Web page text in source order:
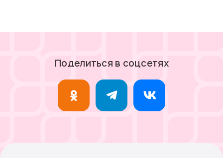
Поделиться в соцсетях